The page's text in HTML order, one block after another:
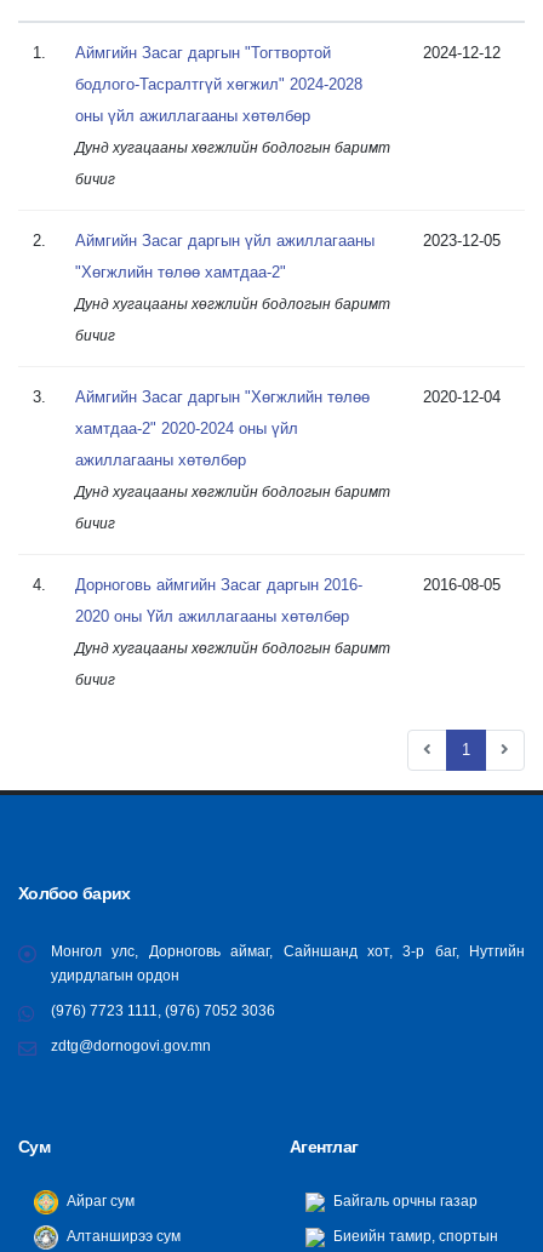
1.
Аймгийн Засаг даргын "Тогтвортой
бодлого-Тасралтгүй хөгжил" 2024-2028
оны үйл ажиллагааны хөтөлбөр
Дунд хугацааны хөгжлийн бодлогын баримт
бичиг
2024-12-12
2.
Аймгийн Засаг даргын үйл ажиллагааны
"Хөгжлийн төлөө хамтдаа-2"
Дунд хугацааны хөгжлийн бодлогын баримт
бичиг
2023-12-05
3.
Аймгийн Засаг даргын "Хөгжлийн төлөө
хамтдаа-2" 2020-2024 оны үйл
ажиллагааны хөтөлбөр
Дунд хугацааны хөгжлийн бодлогын баримт
бичиг
2020-12-04
4.
Дорноговь аймгийн Засаг даргын 2016-
2020 оны Үйл ажиллагааны хөтөлбөр
Дунд хугацааны хөгжлийн бодлогын баримт
бичиг
2016-08-05
1
Холбоо барих
Монгол улс, Дорноговь аймаг, Сайншанд хот, 3-р баг, Нутгийн
удирдлагын ордон
(976) 7723 1111, (976) 7052 3036
zdtg@dornogovi.gov.mn
Сум
Айраг сум
Алтанширээ сум
Агентлаг
Байгаль орчны газар
Биеийн тамир, спортын